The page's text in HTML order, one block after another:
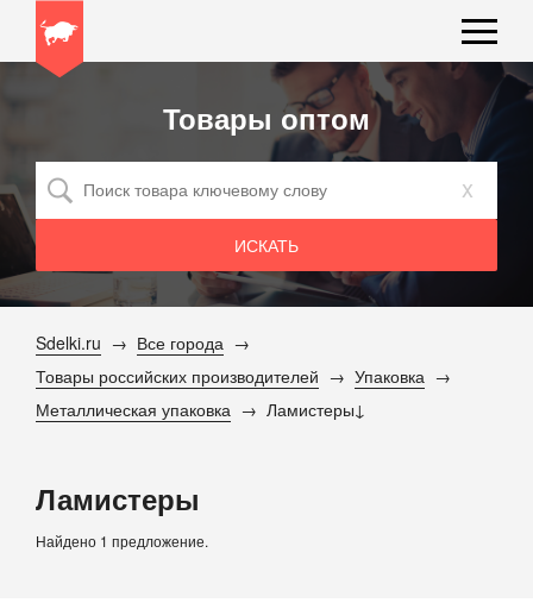
Товары оптом
x
Sdelki.ru
Все города
Товары российских производителей
Упаковка
Металлическая упаковка
Ламистеры
Ламистеры
Найдено 1 предложение.